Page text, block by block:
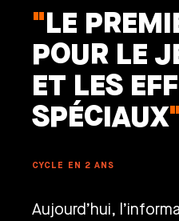
"LE
POUR LE
ET LES
SPÉCIAUX
CYCLE EN 2 ANS
Aujourd’hui,